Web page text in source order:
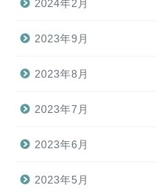
2024年2月
2023年9月
2023年8月
2023年7月
2023年6月
2023年5月